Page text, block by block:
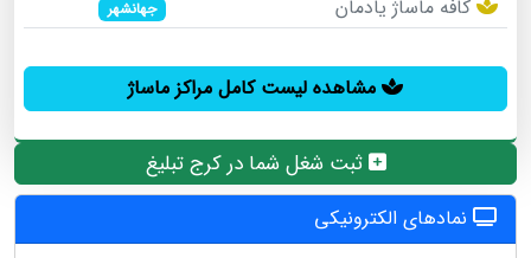
کافه ماساژ یادمان جهانشهر
مشاهده لیست کامل مراکز ماساژ
ثبت شغل شما در کرج تبلیغ
نمادهای الکترونیکی